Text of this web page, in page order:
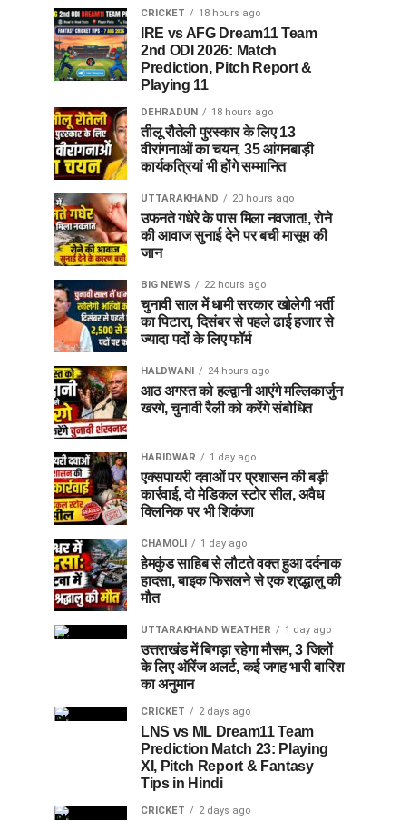
CRICKET 18 hours ago
IRE vs AFG Dream11 Team
2nd ODI 2026: Match
Prediction, Pitch Report &
Playing 11
DEHRADUN 18 hours ago
तीलू रौतेली पुरस्कार के लिए 13
वीरांगनाओं का चयन, 35 आंगनबाड़ी
कार्यकत्रियां भी होंगे सम्मानित
UTTARAKHAND 20 hours ago
उफनते गधेरे के पास मिला नवजात!, रोने
की आवाज सुनाई देने पर बची मासूम की
जान
BIG NEWS 22 hours ago
चुनावी साल में धामी सरकार खोलेगी भर्ती
का पिटारा, दिसंबर से पहले ढाई हजार से
ज्यादा पदों के लिए फॉर्म
HALDWANI 24 hours ago
आठ अगस्त को हल्द्वानी आएंगे मल्लिकार्जुन
खरगे, चुनावी रैली को करेंगे संबोधित
HARIDWAR 1 day ago
एक्सपायरी दवाओं पर प्रशासन की बड़ी
कार्रवाई, दो मेडिकल स्टोर सील, अवैध
क्लिनिक पर भी शिकंजा
CHAMOLI 1 day ago
हेमकुंड साहिब से लौटते वक्त हुआ दर्दनाक
हादसा, बाइक फिसलने से एक श्रद्धालु की
मौत
UTTARAKHAND WEATHER 1 day ago
उत्तराखंड में बिगड़ा रहेगा मौसम, 3 जिलों
के लिए ऑरेंज अलर्ट, कई जगह भारी बारिश
का अनुमान
CRICKET 2 days ago
LNS vs ML Dream11 Team
Prediction Match 23: Playing
XI, Pitch Report & Fantasy
Tips in Hindi
CRICKET 2 days ago